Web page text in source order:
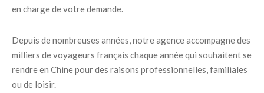
en charge de votre demande.
Depuis de nombreuses années, notre agence accompagne des
milliers de voyageurs français chaque année qui souhaitent se
rendre en Chine pour des raisons professionnelles, familiales
ou de loisir.